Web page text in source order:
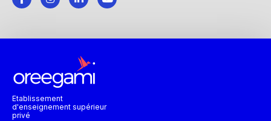
Etablissement
d'enseignement supérieur
privé